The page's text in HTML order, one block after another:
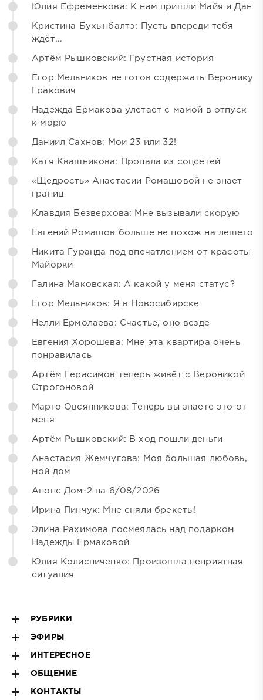
Юлия Ефременкова: К нам пришли Майя и Дан
Кристина Бухынбалтэ: Пусть впереди тебя
ждёт...
Артём Рышковский: Грустная история
Егор Мельников не готов содержать Веронику
Гракович
Надежда Ермакова улетает с мамой в отпуск
к морю
Даниил Сахнов: Мои 23 или 32!
Катя Квашникова: Пропала из соцсетей
«Щедрость» Анастасии Ромашовой не знает
границ
Клавдия Безверхова: Мне вызывали скорую
Евгений Ромашов больше не похож на лешего
Никита Гуранда под впечатлением от красоты
Майорки
Галина Маковская: А какой у меня статус?
Егор Мельников: Я в Новосибирске
Нелли Ермолаева: Счастье, оно везде
Евгения Хорошева: Мне эта квартира очень
понравилась
Артём Герасимов теперь живёт с Вероникой
Строгоновой
Марго Овсянникова: Теперь вы знаете это от
меня
Артём Рышковский: В ход пошли деньги
Анастасия Жемчугова: Моя большая любовь,
мой дом
Анонс Дом-2 на 6/08/2026
Ирина Пинчук: Мне сняли брекеты!
Элина Рахимова посмеялась над подарком
Надежды Ермаковой
Юлия Колисниченко: Произошла неприятная
ситуация
РУБРИКИ
ЭФИРЫ
ИНТЕРЕСНОЕ
ОБЩЕНИЕ
КОНТАКТЫ